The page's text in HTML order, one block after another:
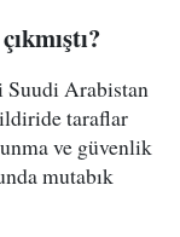
Suudi Arabistan
taraflar
ve güvenlik
mutabık